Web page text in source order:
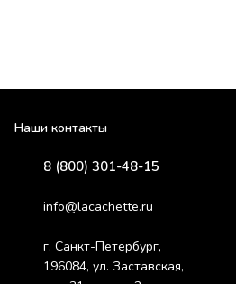
Наши контакты
8 (800) 301-48-15
info@lacachette.ru
г. Санкт-Петербург,
196084, ул. Заставская,